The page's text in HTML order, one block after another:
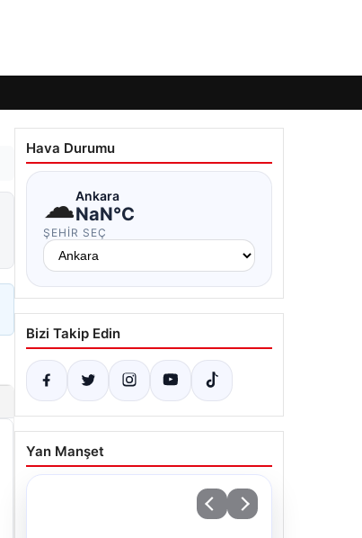
Hava Durumu
☁Ankara
NaN°C
ŞEHIR SEÇ
Bizi Takip Edin
Yan Manşet